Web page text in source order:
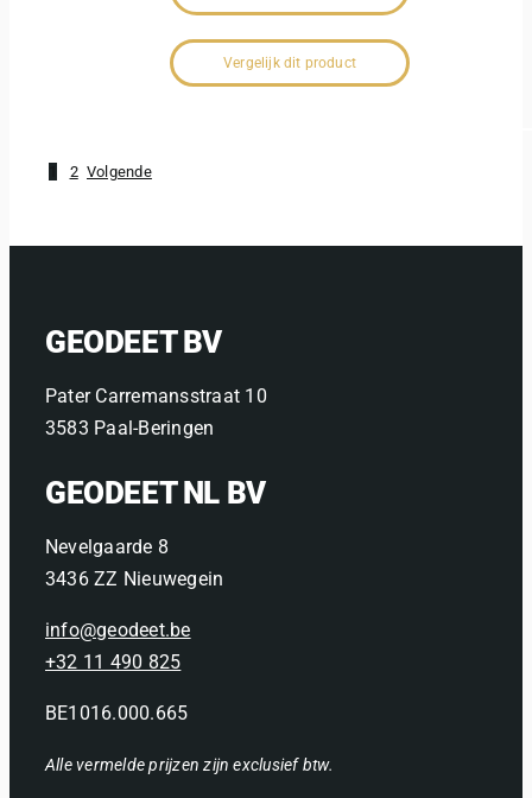
Vergelijk dit product
2 Volgende
GEODEET BV
Pater Carremansstraat 10
3583 Paal-Beringen
GEODEET NL BV
Nevelgaarde 8
3436 ZZ Nieuwegein
info@geodeet.be
+32 11 490 825
BE1016.000.665
Alle vermelde prijzen zijn exclusief btw.